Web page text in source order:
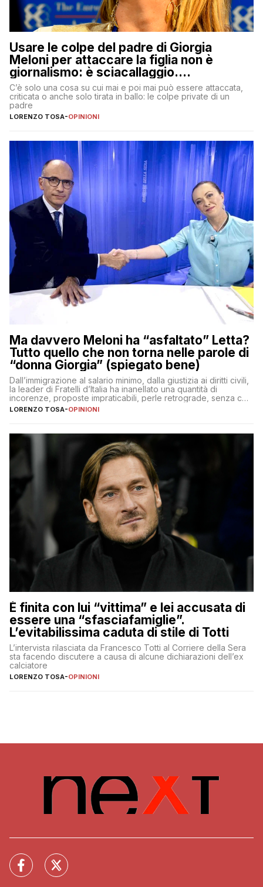
Usare le colpe del padre di Giorgia
Meloni per attaccare la figlia non è
giornalismo: è sciacallaggio.
Dimostriamo di essere diversi
C’è solo una cosa su cui mai e poi mai può essere attaccata,
criticata o anche solo tirata in ballo: le colpe private di un
padre
LORENZO TOSA-OPINIONI
Ma davvero Meloni ha “asfaltato” Letta?
Tutto quello che non torna nelle parole di
“donna Giorgia” (spiegato bene)
Dall’immigrazione al salario minimo, dalla giustizia ai diritti civili,
la leader di Fratelli d’Italia ha inanellato una quantità di
incorenze, proposte impraticabili, perle retrograde, senza che
nessuno – a destra come a sinistra – glielo abbia fatto notare
LORENZO TOSA-OPINIONI
È finita con lui “vittima” e lei accusata di
essere una “sfasciafamiglie”.
L’evitabilissima caduta di stile di Totti
L’intervista rilasciata da Francesco Totti al Corriere della Sera
sta facendo discutere a causa di alcune dichiarazioni dell’ex
calciatore
LORENZO TOSA-OPINIONI